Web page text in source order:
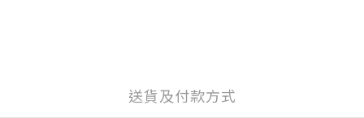
送貨及付款方式